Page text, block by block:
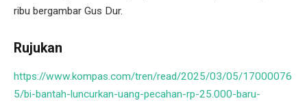
ribu bergambar Gus Dur.
Rujukan
https://www.kompas.com/tren/read/2025/03/05/17000076
5/bi-bantah-luncurkan-uang-pecahan-rp-25.000-baru-